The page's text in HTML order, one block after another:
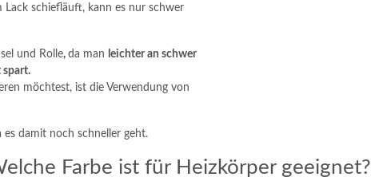
schiefläuft, kann es nur schwer
und Rolle,da man leichter an schwer
spart.
möchtest, ist die Verwendung von
es damit noch schneller geht.
Farbe ist für Heizkörper geeignet?